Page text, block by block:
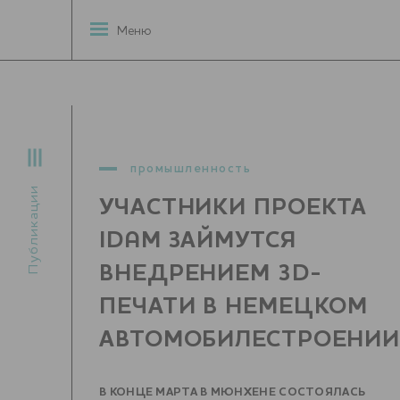
Публикации
Меню
промышленность
УЧАСТНИКИ ПРОЕКТА
IDAM ЗАЙМУТСЯ
ВНЕДРЕНИЕМ 3D-
ПЕЧАТИ В НЕМЕЦКОМ
АВТОМОБИЛЕСТРОЕНИИ
В КОНЦЕ МАРТА В МЮНХЕНЕ СОСТОЯЛАСЬ